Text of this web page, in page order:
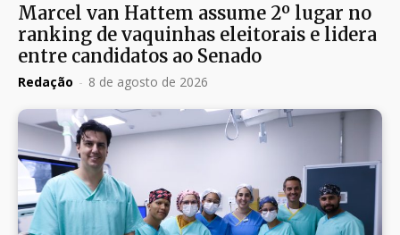
Marcel van Hattem assume 2º lugar no
ranking de vaquinhas eleitorais e lidera
entre candidatos ao Senado
Redação - 8 de agosto de 2026